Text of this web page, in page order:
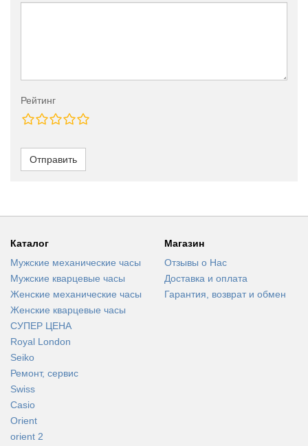
Рейтинг
Отправить
Каталог
Мужские механические часы
Мужские кварцевые часы
Женские механические часы
Женские кварцевые часы
СУПЕР ЦЕНА
Royal London
Seiko
Ремонт, сервис
Swiss
Casio
Orient
orient 2
Магазин
Отзывы о Нас
Доставка и оплата
Гарантия, возврат и обмен